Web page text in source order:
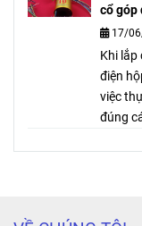
khi
hoặc
TGC3-
khởi
chuyên
cho
Hàn
Hướng
cổ
hộp
nhất
Khi lắp